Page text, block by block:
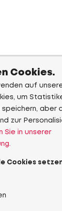
Cookies.
auf
um
speichern, aber
zur
Sie in unserer
Cookies